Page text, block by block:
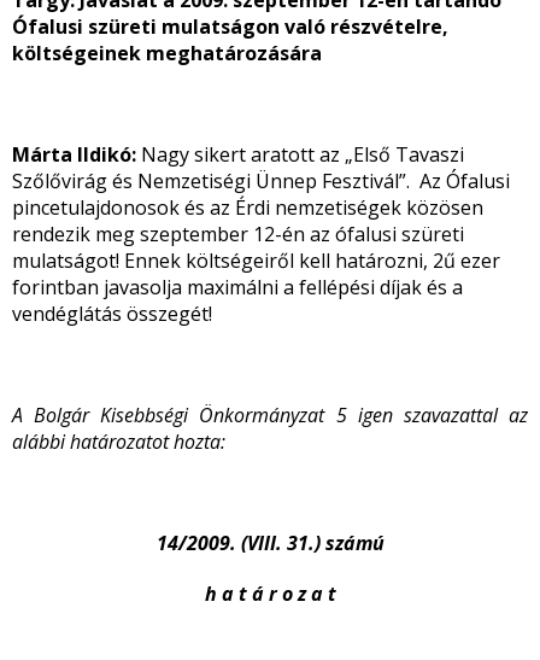
Ófalusi szüreti mulatságon való részvételre,
költségeinek meghatározására
Márta Ildikó: Nagy sikert aratott az „Első Tavaszi
Szőlővirág és Nemzetiségi Ünnep Fesztivál”. Az Ófalusi
pincetulajdonosok és az Érdi nemzetiségek közösen
rendezik meg szeptember 12-én az ófalusi szüreti
mulatságot! Ennek költségeiről kell határozni, 2ű ezer
forintban javasolja maximálni a fellépési díjak és a
vendéglátás összegét!
A Bolgár Kisebbségi Önkormányzat 5 igen szavazattal az
alábbi határozatot hozta:
14/2009. (VIII. 31.) számú
h a t á r o z a t